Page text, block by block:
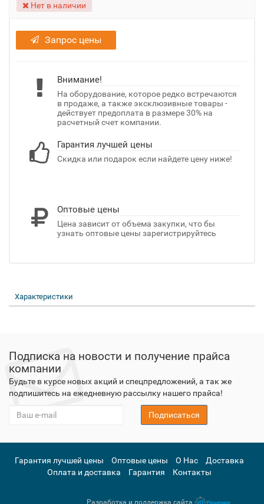
Нет в наличии
Запрос цены
Внимание!
На оборудование, которое редко встречаются
в продаже, а также эксклюзивные товары -
действует предоплата в размере 30% на
расчетный счет компании.
Гарантия лучшей цены
Скидка или подарок если найдете цену ниже!
Оптовые цены
Цена зависит от объема закупки, что бы
узнать оптовые цены зарегистрируйтесь
Характеристики
Подписка на новости и получение прайса
компании
Будьте в курсе новых акций и спецпредложений, а так же
подпишитесь на ежедневную рассылку нашего прайса!
Подписаться
Гарантия лучшей цены Оптовые цены О Нас
Доставка
Оплата и доставка
Гарантия Контакты
Разработка и поддержка сайта